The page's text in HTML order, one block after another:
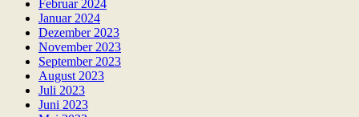
Februar 2024
Januar 2024
Dezember 2023
November 2023
September 2023
August 2023
Juli 2023
Juni 2023